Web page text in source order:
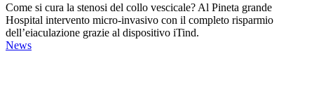
Come si cura la stenosi del collo vescicale? Al Pineta grande
Hospital intervento micro-invasivo con il completo risparmio
dell’eiaculazione grazie al dispositivo iTind.
News